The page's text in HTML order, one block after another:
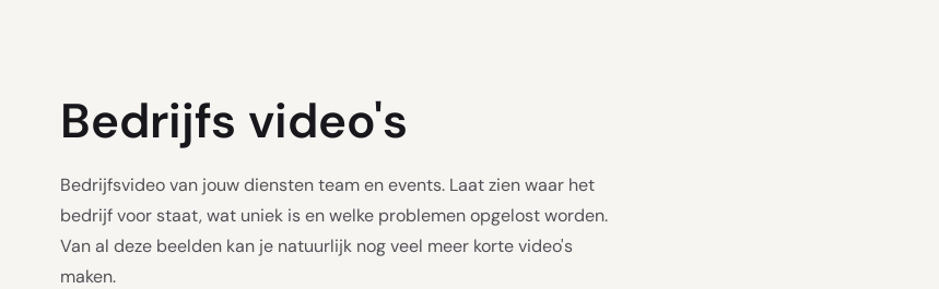
Bedrijfs video's
Bedrijfsvideo van jouw diensten team en events. Laat zien waar het
bedrijf voor staat, wat uniek is en welke problemen opgelost worden.
Van al deze beelden kan je natuurlijk nog veel meer korte video's
maken.